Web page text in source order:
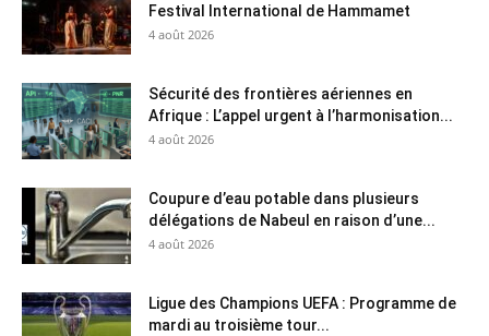
Festival International de Hammamet
4 août 2026
Sécurité des frontières aériennes en
Afrique : L’appel urgent à l’harmonisation...
4 août 2026
Coupure d’eau potable dans plusieurs
délégations de Nabeul en raison d’une...
4 août 2026
Ligue des Champions UEFA : Programme de
mardi au troisième tour...